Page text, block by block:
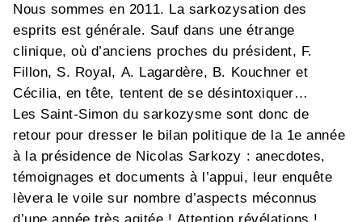
Nous sommes en 2011. La sarkozysation des
esprits est générale. Sauf dans une étrange
clinique, où d’anciens proches du président, F.
Fillon, S. Royal, A. Lagardère, B. Kouchner et
Cécilia, en tête, tentent de se désintoxiquer…
Les Saint-Simon du sarkozysme sont donc de
retour pour dresser le bilan politique de la 1e année
à la présidence de Nicolas Sarkozy : anecdotes,
témoignages et documents à l’appui, leur enquête
lèvera le voile sur nombre d’aspects méconnus